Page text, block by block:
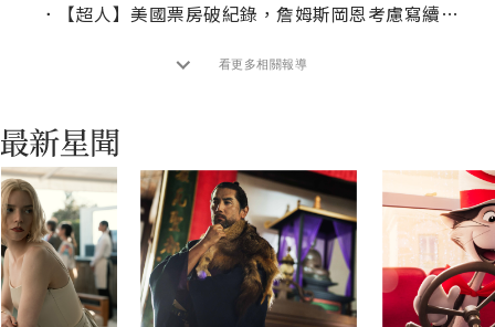
．
【超人】美國票房破紀錄，詹姆斯岡恩考慮寫續集？
看更多相關報導